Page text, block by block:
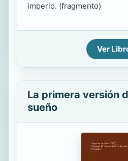
imperio. (fragmento)
Ver
La primera versión
sueño